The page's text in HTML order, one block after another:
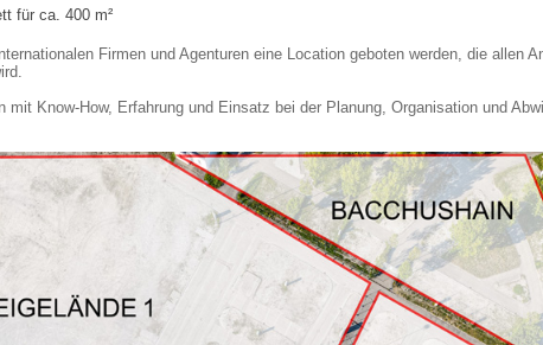
für ca. 400 m²
Firmen und Agenturen eine Location geboten werden, die allen
mit Know-How, Erfahrung und Einsatz bei der Planung, Organisation und